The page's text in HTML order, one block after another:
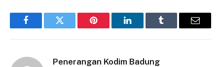
FacebookTwitter Pinterest LinkedInTumblr Email
Penerangan Kodim Badung